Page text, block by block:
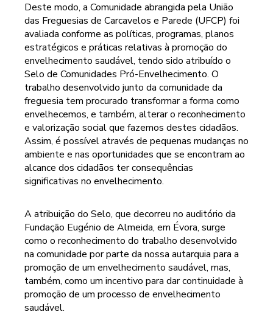
Deste modo, a Comunidade abrangida pela União
das Freguesias de Carcavelos e Parede (UFCP) foi
avaliada conforme as políticas, programas, planos
estratégicos e práticas relativas à promoção do
envelhecimento saudável, tendo sido atribuído o
Selo de Comunidades Pró-Envelhecimento. O
trabalho desenvolvido junto da comunidade da
freguesia tem procurado transformar a forma como
envelhecemos, e também, alterar o reconhecimento
e valorização social que fazemos destes cidadãos.
Assim, é possível através de pequenas mudanças no
ambiente e nas oportunidades que se encontram ao
alcance dos cidadãos ter consequências
significativas no envelhecimento.
A atribuição do Selo, que decorreu no auditório da
Fundação Eugénio de Almeida, em Évora, surge
como o reconhecimento do trabalho desenvolvido
na comunidade por parte da nossa autarquia para a
promoção de um envelhecimento saudável, mas,
também, como um incentivo para dar continuidade à
promoção de um processo de envelhecimento
saudável.